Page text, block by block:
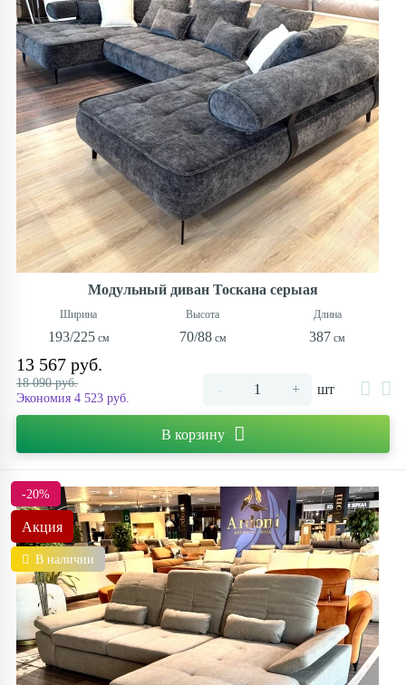
Модульный диван Тоскана серыая
193/225 70/88 387
13 567 руб.
18 090 руб.
Экономия 4 523 руб.
- + шт
В корзину
-20%
Акция
В наличии